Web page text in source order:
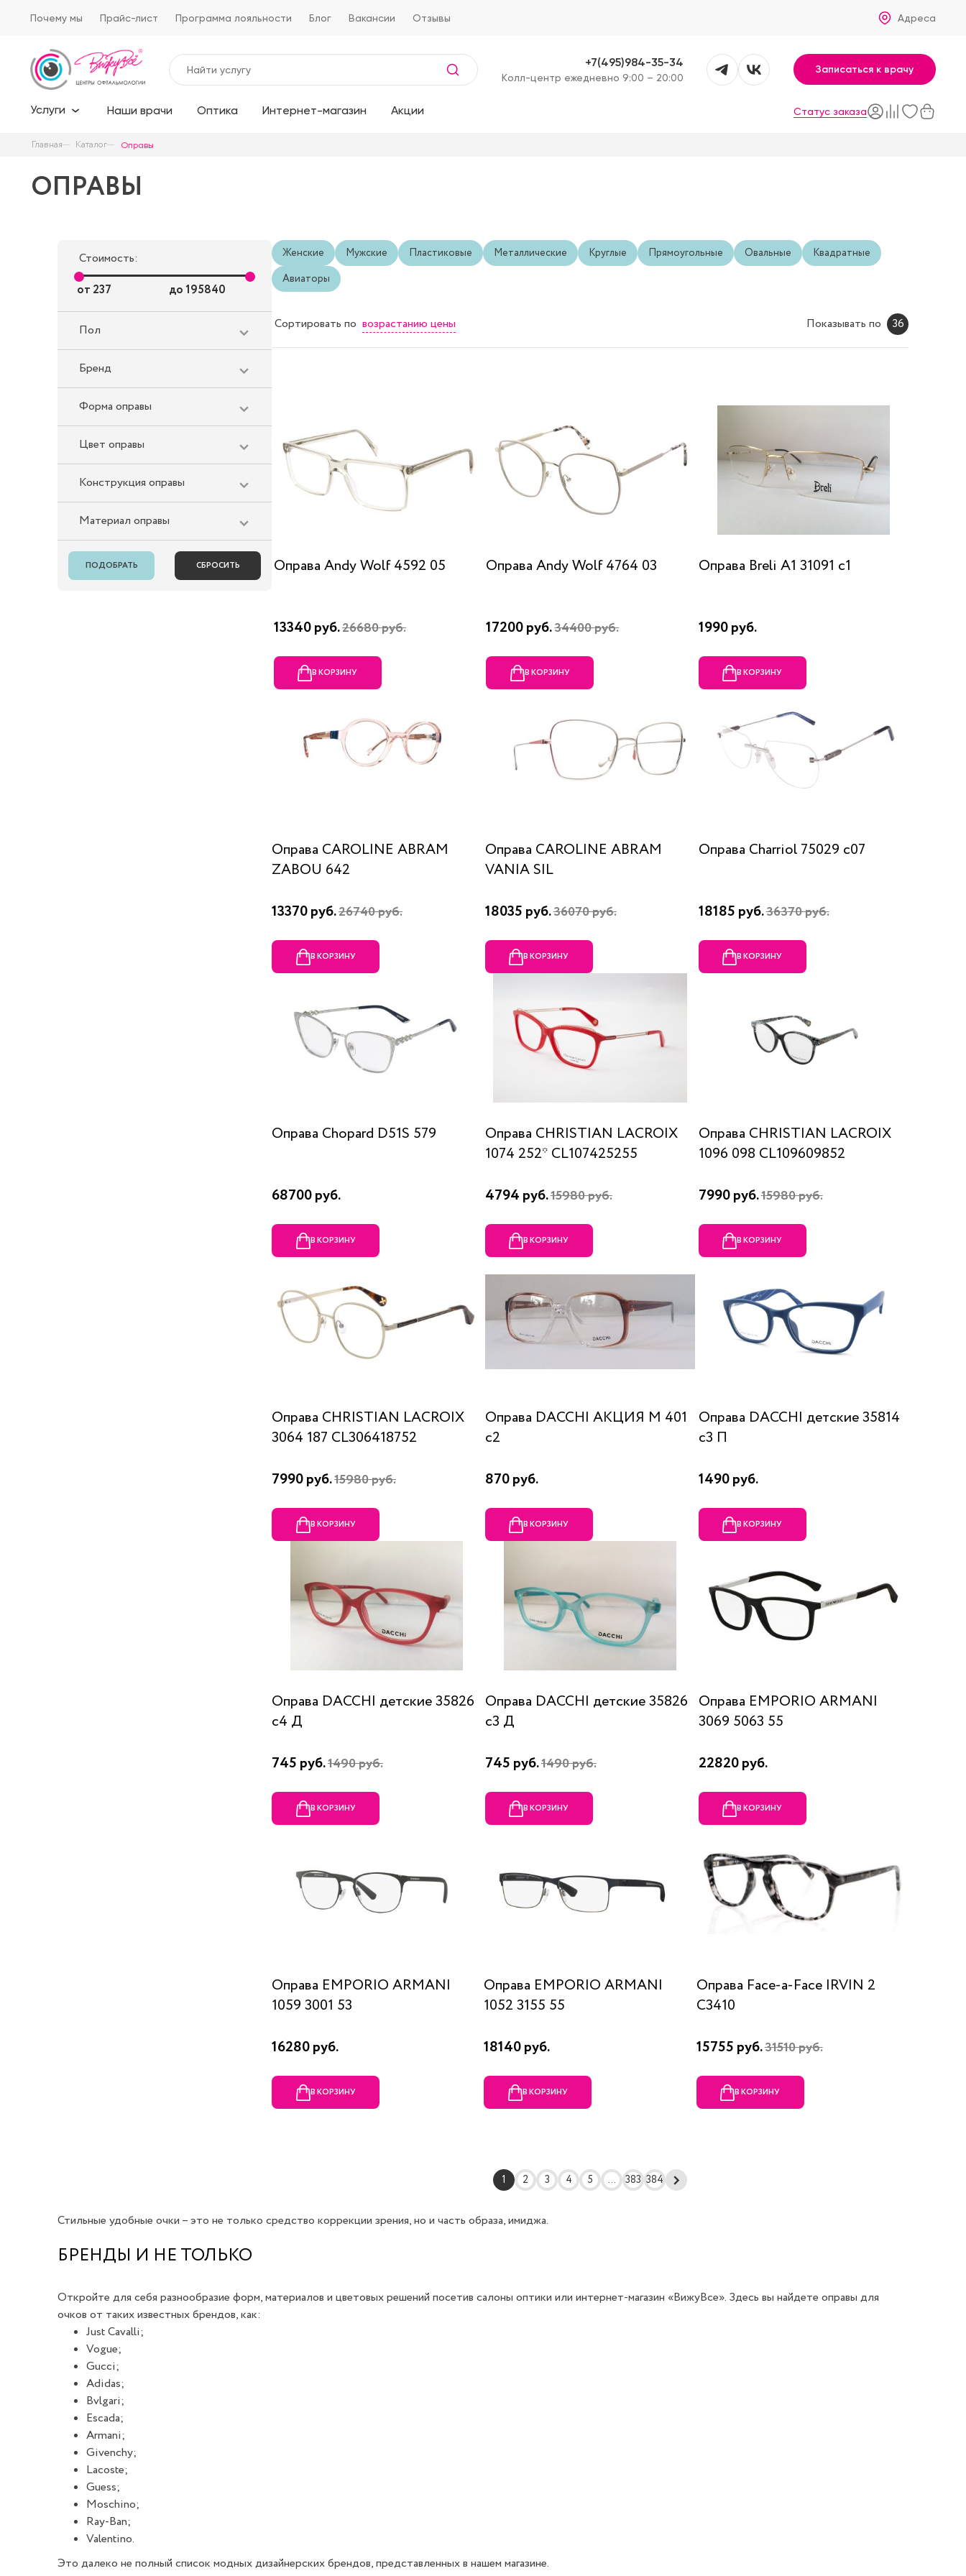
Почему мы Прайс-лист Программа лояльности Блог Вакансии Отзывы Адреса
+7(495)984-35-34
Kолл-центр ежедневно 9:00 – 20:00
Записаться к врачу
Услуги Наши врачи Оптика Интернет-магазин Акции Статус заказа
Главная Каталог Оправы
ОПРАВЫ
Стоимость:
от 237 до195840
Пол
Бренд
Форма оправы
Цвет оправы
Конструкция оправы
Материал оправы
Женские Мужские Пластиковые Металлические Круглые Прямоугольные Овальные
Квадратные
Авиаторы
Сортировать по возрастанию цены Показывать по 36
Оправа Andy Wolf 4592 05
13340 руб.26680 руб.
В КОРЗИНУ
Оправа Andy Wolf 4764 03
17200 руб.34400 руб.
В КОРЗИНУ
Оправа Breli A1 31091 c1
1990 руб.
В КОРЗИНУ
Оправа CAROLINE ABRAM
ZABOU 642
13370 руб.26740 руб.
В КОРЗИНУ
Оправа CAROLINE ABRAM
VANIA SIL
18035 руб.36070 руб.
В КОРЗИНУ
Оправа Charriol 75029 c07
18185 руб.36370 руб.
В КОРЗИНУ
Оправа Chopard D51S 579
68700 руб.
В КОРЗИНУ
Оправа CHRISTIAN LACROIX
1074 252* CL107425255
4794 руб.15980 руб.
В КОРЗИНУ
Оправа CHRISTIAN LACROIX
1096 098 CL109609852
7990 руб.15980 руб.
В КОРЗИНУ
Оправа CHRISTIAN LACROIX
3064 187 CL306418752
7990 руб.15980 руб.
В КОРЗИНУ
Оправа DACCHI АКЦИЯ М 401
c2
870 руб.
В КОРЗИНУ
Оправа DACCHI детские 35814
c3 П
1490 руб.
В КОРЗИНУ
Оправа DACCHI детские 35826
c4 Д
745 руб.1490 руб.
В КОРЗИНУ
Оправа DACCHI детские 35826
c3 Д
745 руб.1490 руб.
В КОРЗИНУ
Оправа EMPORIO ARMANI
3069 5063 55
22820 руб.
В КОРЗИНУ
Оправа EMPORIO ARMANI
1059 3001 53
16280 руб.
В КОРЗИНУ
Оправа EMPORIO ARMANI
1052 3155 55
18140 руб.
В КОРЗИНУ
Оправа Face-a-Face IRVIN 2
C3410
15755 руб.31510 руб.
В КОРЗИНУ
1 2 3 4 5 ... 383 384
Стильные удобные очки – это не только средство коррекции зрения, но и часть образа, имиджа.
БРЕНДЫ И НЕ ТОЛЬКО
Откройте для себя разнообразие форм, материалов и цветовых решений посетив салоны оптики или интернет-магазин «ВижуВсе». Здесь вы найдете оправы для
очков от таких известных брендов, как:
Just Cavalli;
Vogue;
Gucci;
Adidas;
Bvlgari;
Escada;
Armani;
Givenchy;
Lacoste;
Guess;
Moschino;
Ray-Ban;
Valentino.
Это далеко не полный список модных дизайнерских брендов, представленных в нашем магазине.